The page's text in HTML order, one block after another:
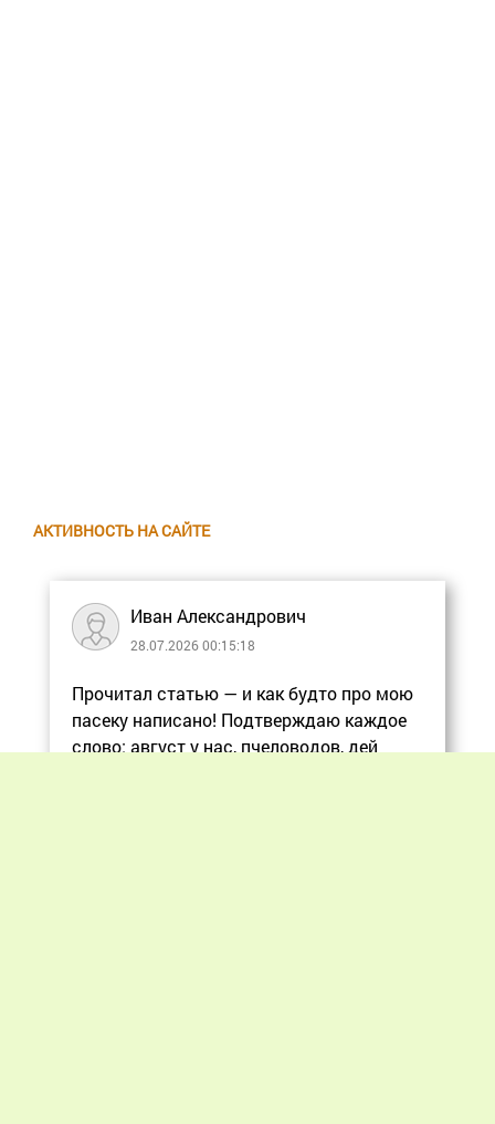
АКТИВНОСТЬ НА САЙТЕ
Иван Александрович
28.07.2026 00:15:18
Прочитал статью — и как будто про мою
пасеку написано! Подтверждаю каждое
слово: август у нас, пчеловодов, дей